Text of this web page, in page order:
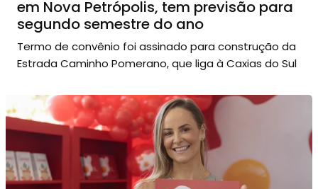
em Nova Petrópolis, tem previsão para
segundo semestre do ano
Termo de convênio foi assinado para construção da
Estrada Caminho Pomerano, que liga à Caxias do Sul